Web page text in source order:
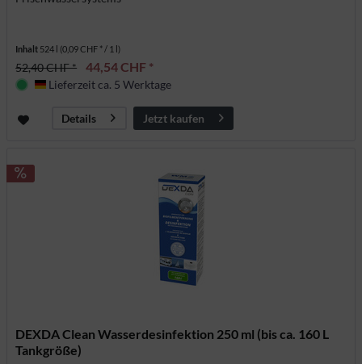
Inhalt 524 l (0,09 CHF * / 1 l)
52,40 CHF * 44,54 CHF *
Deutschland
Lieferzeit ca. 5 Werktage
Details Jetzt kaufen
DEXDA Clean Wasserdesinfektion 250 ml (bis ca. 160 L
Tankgröße)